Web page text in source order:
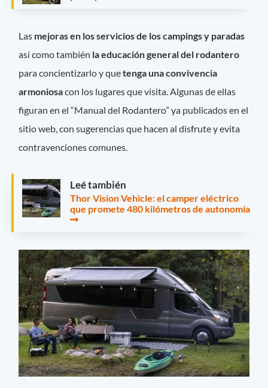
Las mejoras en los servicios de los campings y paradas
así como también la educación general del rodantero
para concientizarlo y quetenga una convivencia
armoniosacon los lugares que visita. Algunas de ellas
figuran en el “Manual del Rodantero” ya publicados en el
sitio web, con sugerencias que hacen al disfrute y evita
contravenciones comunes.
Leé también
Thor Vision Vehicle: el camper eléctrico
que promete 480 kilómetros de autonomía